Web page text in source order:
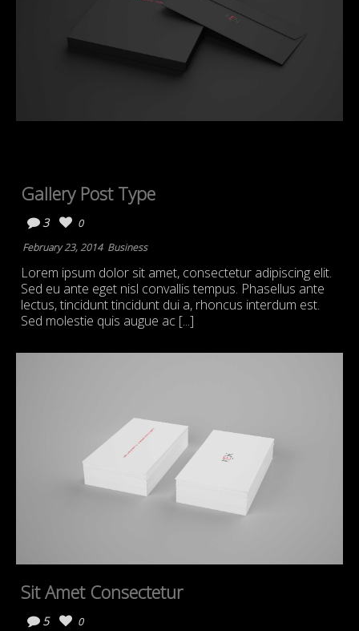
Gallery Post Type
3
0
February 23, 2014 Business
Lorem ipsum dolor sit amet, consectetur adipiscing elit.
Sed eu ante eget nisl convallis tempus. Phasellus ante
lectus, tincidunt tincidunt dui a, rhoncus interdum est.
Sed molestie quis augue ac [...]
Sit Amet Consectetur
5 0